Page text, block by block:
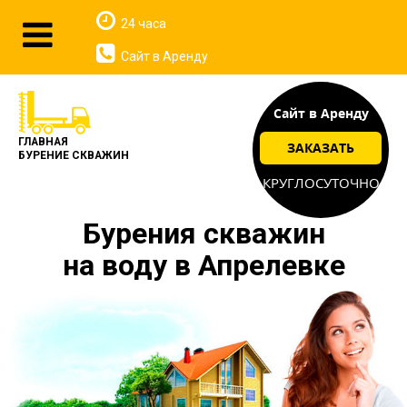
ГЛАВНАЯ
БУРЕНИЕ СКВАЖИН
Бурения скважин
на воду в Апрелевке
Сайт в Аренду
ЗАКАЗАТЬ
КРУГЛОСУТОЧНО
24 часа
Сайт в Аренду